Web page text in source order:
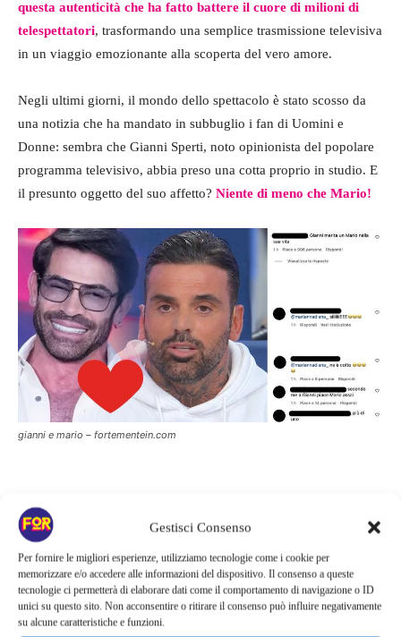
Gestisci Consenso
Per fornire le migliori esperienze, utilizziamo tecnologie come i cookie per
memorizzare e/o accedere alle informazioni del dispositivo. Il consenso a queste
tecnologie ci permetterà di elaborare dati come il comportamento di navigazione o ID
unici su questo sito. Non acconsentire o ritirare il consenso può influire negativamente
su alcune caratteristiche e funzioni.
questa autenticità che ha fatto battere il cuore di milioni di
telespettatori, trasformando una semplice trasmissione televisiva
in un viaggio emozionante alla scoperta del vero amore.
Negli ultimi giorni, il mondo dello spettacolo è stato scosso da
una notizia che ha mandato in subbuglio i fan di Uomini e
Donne: sembra che Gianni Sperti, noto opinionista del popolare
programma televisivo, abbia preso una cotta proprio in studio. E
il presunto oggetto del suo affetto? Niente di meno che Mario!
gianni e mario – fortementein.com
Gianni Sperti innamorato di
Mario? La verità dietro le voci del
gossip a Uomini e Donne
Le speculazioni sul presunto amore di Gianni per Mario sono